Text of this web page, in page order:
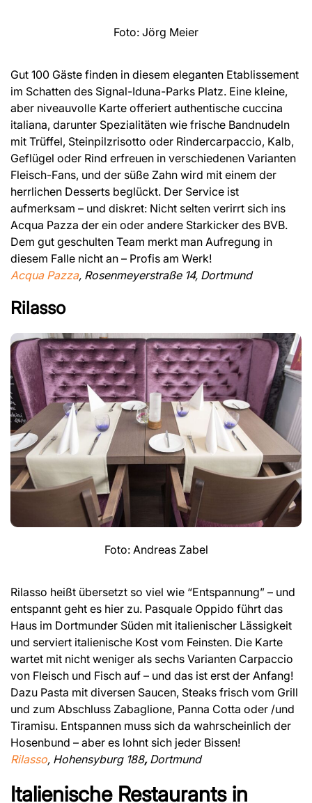
Foto: Jörg Meier
Gut 100 Gäste finden in diesem eleganten Etablissement
im Schatten des Signal-Iduna-Parks Platz. Eine kleine,
aber niveauvolle Karte offeriert authentische cuccina
italiana, darunter Spezialitäten wie frische Bandnudeln
mit Trüffel, Steinpilzrisotto oder Rindercarpaccio, Kalb,
Geflügel oder Rind erfreuen in verschiedenen Varianten
Fleisch-Fans, und der süße Zahn wird mit einem der
herrlichen Desserts beglückt. Der Service ist
aufmerksam – und diskret: Nicht selten verirrt sich ins
Acqua Pazza der ein oder andere Starkicker des BVB.
Dem gut geschulten Team merkt man Aufregung in
diesem Falle nicht an – Profis am Werk!
Acqua Pazza, Rosenmeyerstraße 14, Dortmund
Rilasso
Foto: Andreas Zabel
Rilasso heißt übersetzt so viel wie “Entspannung” – und
entspannt geht es hier zu. Pasquale Oppido führt das
Haus im Dortmunder Süden mit italienischer Lässigkeit
und serviert italienische Kost vom Feinsten. Die Karte
wartet mit nicht weniger als sechs Varianten Carpaccio
von Fleisch und Fisch auf – und das ist erst der Anfang!
Dazu Pasta mit diversen Saucen, Steaks frisch vom Grill
und zum Abschluss Zabaglione, Panna Cotta oder /und
Tiramisu. Entspannen muss sich da wahrscheinlich der
Hosenbund – aber es lohnt sich jeder Bissen!
Rilasso, Hohensyburg 188,Dortmund
Italienische Restaurants in